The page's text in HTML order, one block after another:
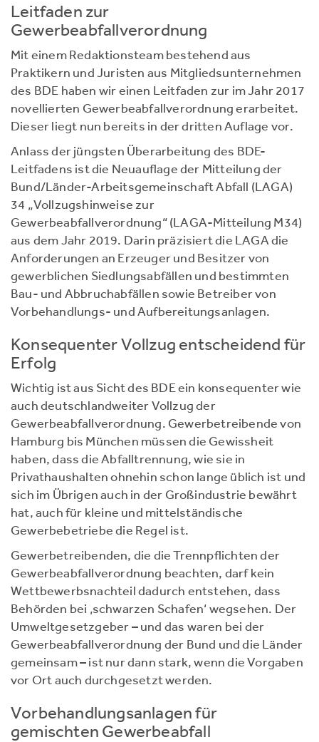
Leitfaden zur
Gewerbeabfallverordnung
Mit einem Redaktionsteam bestehend aus
Praktikern und Juristen aus Mitgliedsunternehmen
des BDE haben wir einen Leitfaden zur im Jahr 2017
novellierten Gewerbeabfallverordnung erarbeitet.
Dieser liegt nun bereits in der dritten Auflage vor.
Anlass der jüngsten Überarbeitung des BDE-
Leitfadens ist die Neuauflage der Mitteilung der
Bund/Länder-Arbeitsgemeinschaft Abfall (LAGA)
34 „Vollzugshinweise zur
Gewerbeabfallverordnung“ (LAGA-Mitteilung M34)
aus dem Jahr 2019. Darin präzisiert die LAGA die
Anforderungen an Erzeuger und Besitzer von
gewerblichen Siedlungsabfällen und bestimmten
Bau- und Abbruchabfällen sowie Betreiber von
Vorbehandlungs- und Aufbereitungsanlagen.
Konsequenter Vollzug entscheidend für
Erfolg
Wichtig ist aus Sicht des BDE ein konsequenter wie
auch deutschlandweiter Vollzug der
Gewerbeabfallverordnung. Gewerbetreibende von
Hamburg bis München müssen die Gewissheit
haben, dass die Abfalltrennung, wie sie in
Privathaushalten ohnehin schon lange üblich ist und
sich im Übrigen auch in der Großindustrie bewährt
hat, auch für kleine und mittelständische
Gewerbebetriebe die Regel ist.
Gewerbetreibenden, die die Trennpflichten der
Gewerbeabfallverordnung beachten, darf kein
Wettbewerbsnachteil dadurch entstehen, dass
Behörden bei ‚schwarzen Schafen‘ wegsehen. Der
Umweltgesetzgeber – und das waren bei der
Gewerbeabfallverordnung der Bund und die Länder
gemeinsam – ist nur dann stark, wenn die Vorgaben
vor Ort auch durchgesetzt werden.
Vorbehandlungsanlagen für
gemischten Gewerbeabfall